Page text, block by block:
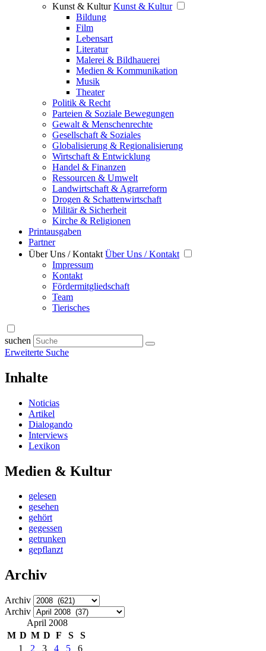
Kunst & Kultur Kunst & Kultur
Bildung
Film
Lebensart
Literatur
Malerei & Bildhauerei
Medien & Kommunikation
Musik
Theater
Politik & Recht
Parteien & Soziale Bewegungen
Gewalt & Menschenrechte
Gesellschaft & Soziales
Globalisierung & Regionalisierung
Wirtschaft & Entwicklung
Handel & Finanzen
Ressourcen & Umwelt
Landwirtschaft & Agrarreform
Drogen & Schattenwirtschaft
Militär & Sicherheit
Kirche & Religionen
Printausgaben
Partner
Über Uns / Kontakt Über Uns / Kontakt
Impressum
Kontakt
Fördermitgliedschaft
Team
Tierisches
suchen
Erweiterte Suche
Inhalte
Noticias
Artikel
Dialogando
Interviews
Lexikon
Medien & Kultur
gelesen
gesehen
gehört
gegessen
getrunken
gepflanzt
Archiv
Archiv
Archiv
April 2008
M D M D F S
S
1
2 3 4 5 6